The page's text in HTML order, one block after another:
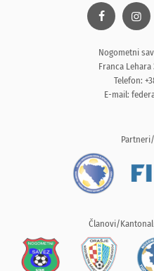
Nogometni
Franca Lehara
Telefon:
E-mail:
Članovi/